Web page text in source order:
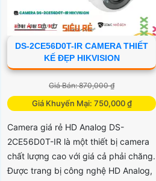
DS-2CE56D0T-IR CAMERA THIẾT
KẾ ĐẸP HIKVISION
Giá Bán: 870,000 ₫
Giá Khuyến Mại: 750,000 ₫
Camera giá rẻ HD Analog DS-
2CE56D0T-IR là một thiết bị camera
chất lượng cao với giá cả phải chăng.
Được trang bị công nghệ HD Analog,